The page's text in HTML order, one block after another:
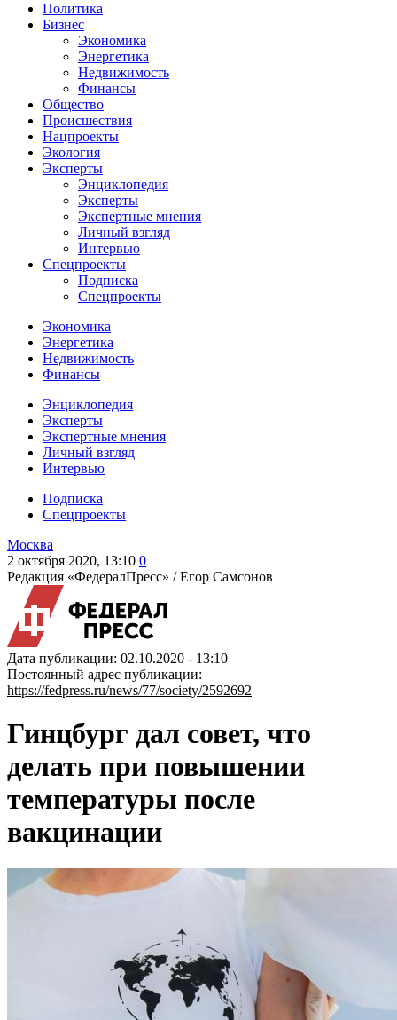
Политика
Бизнес
Экономика
Энергетика
Недвижимость
Финансы
Общество
Происшествия
Нацпроекты
Экология
Эксперты
Энциклопедия
Эксперты
Экспертные мнения
Личный взгляд
Интервью
Спецпроекты
Подписка
Спецпроекты
Экономика
Энергетика
Недвижимость
Финансы
Энциклопедия
Эксперты
Экспертные мнения
Личный взгляд
Интервью
Подписка
Спецпроекты
Москва
2 октября 2020, 13:10 0
Редакция «ФедералПресс» /Егор Самсонов
Дата публикации: 02.10.2020 - 13:10
Постоянный адрес публикации:
https://fedpress.ru/news/77/society/2592692
Гинцбург дал совет, что
делать при повышении
температуры после
вакцинации